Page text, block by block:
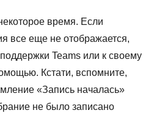
время. Если
все еще не отображается,
Teams или к своему
Кстати, вспомните,
«Запись началась»
не было записано